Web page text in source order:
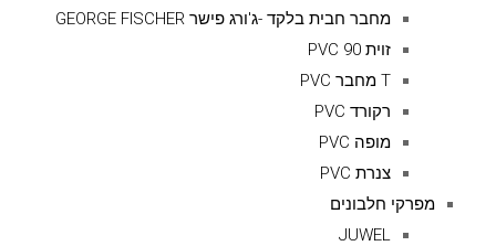
מחבר חבית בלקד -ג'ורג פישר GEORGE FISCHER
זוית 90 PVC
T מחבר PVC
רקורד PVC
מופה PVC
צנרת PVC
מפרקי חלבונים
JUWEL